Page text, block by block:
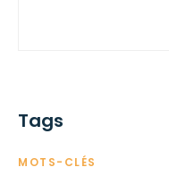
Tags
MOTS-CLÉS